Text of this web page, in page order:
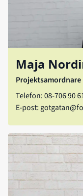
Maja
Projektsamordnare
Telefon: 08-706 90
E-post: